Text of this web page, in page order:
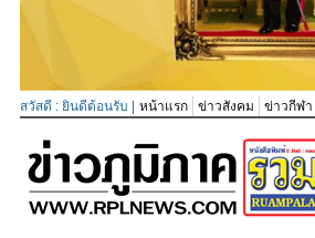
สวัสดี : ยินดีต้อนรับ | หน้าแรก ข่าวสังคม ข่าวกีฬา